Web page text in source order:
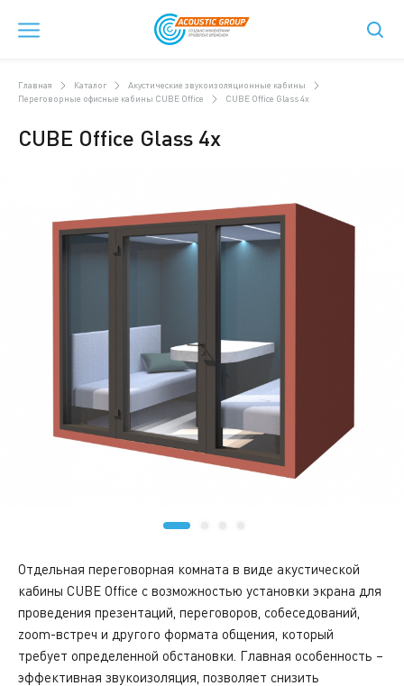
Отдельная переговорная комната в виде акустической
кабины СUBE Office с возможностью установки экрана для
проведения презентаций, переговоров, собеседований,
zoom-встреч и другого формата общения, который
требует определенной обстановки. Главная особенность –
эффективная звукоизоляция, позволяет снизить
Главная Каталог
Акустические звукоизоляционные кабины
Переговорные офисные кабины CUBE Office
CUBE Office Glass 4x
CUBE Office Glass 4x